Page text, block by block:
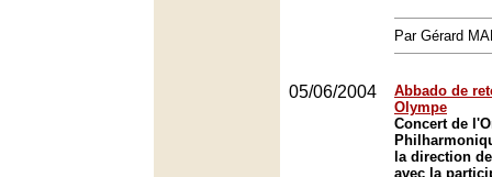
Par Gérard
05/06/2004
Abbado de
Olympe
Concert de
la direction
avec la